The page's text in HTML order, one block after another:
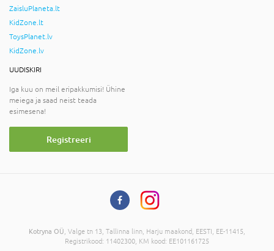
ZaisluPlaneta.lt
KidZone.lt
ToysPlanet.lv
KidZone.lv
UUDISKIRI
Iga kuu on meil eripakkumisi! Ühine
meiega ja saad neist teada
esimesena!
Registreeri
Kotryna OÜ , Valge tn 13, Tallinna linn, Harju maakond, EESTI, EE-11415,
Registrikood: 11402300, KM kood: EE101161725